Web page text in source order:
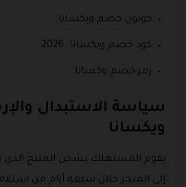
كوبون خصم ويكسانا.
كود خصم ويكسانا .2026
رمز خصم وكسانا .
سياسة الاستبدال
ويكسانا
يقوم المستهلك بشحن المنتج الذي
إلى المتجر خلال سبعة أيام من